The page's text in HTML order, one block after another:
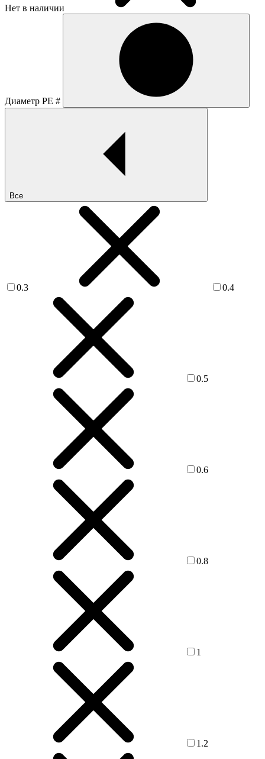
Нет в наличии
Диаметр PE #
Все
0.3 0.4
0.5
0.6
0.8
1
1.2